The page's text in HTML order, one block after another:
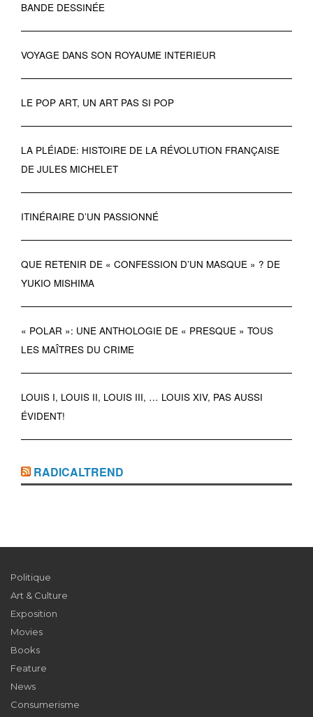
BANDE DESSINÉE
VOYAGE DANS SON ROYAUME INTERIEUR
LE POP ART, UN ART PAS SI POP
LA PLÉIADE: HISTOIRE DE LA RÉVOLUTION FRANÇAISE
DE JULES MICHELET
ITINÉRAIRE D’UN PASSIONNÉ
QUE RETENIR DE « CONFESSION D’UN MASQUE » ? DE
YUKIO MISHIMA
« POLAR »: UNE ANTHOLOGIE DE « PRESQUE » TOUS
LES MAÎTRES DU CRIME
LOUIS I, LOUIS II, LOUIS III, … LOUIS XIV, PAS AUSSI
ÉVIDENT!
RADICALTREND
Politique
Art & Culture
Exposition
Movies
Books
Feature
News
Consumerisme